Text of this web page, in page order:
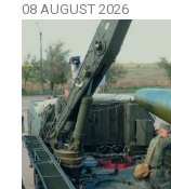
08 AUGUST 2026